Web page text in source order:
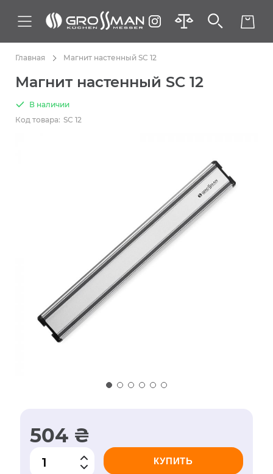
Главная Магнит настенный SC 12
Магнит настенный SC 12
В наличии
Код товара: SC 12
504 ₴
КУПИТЬ